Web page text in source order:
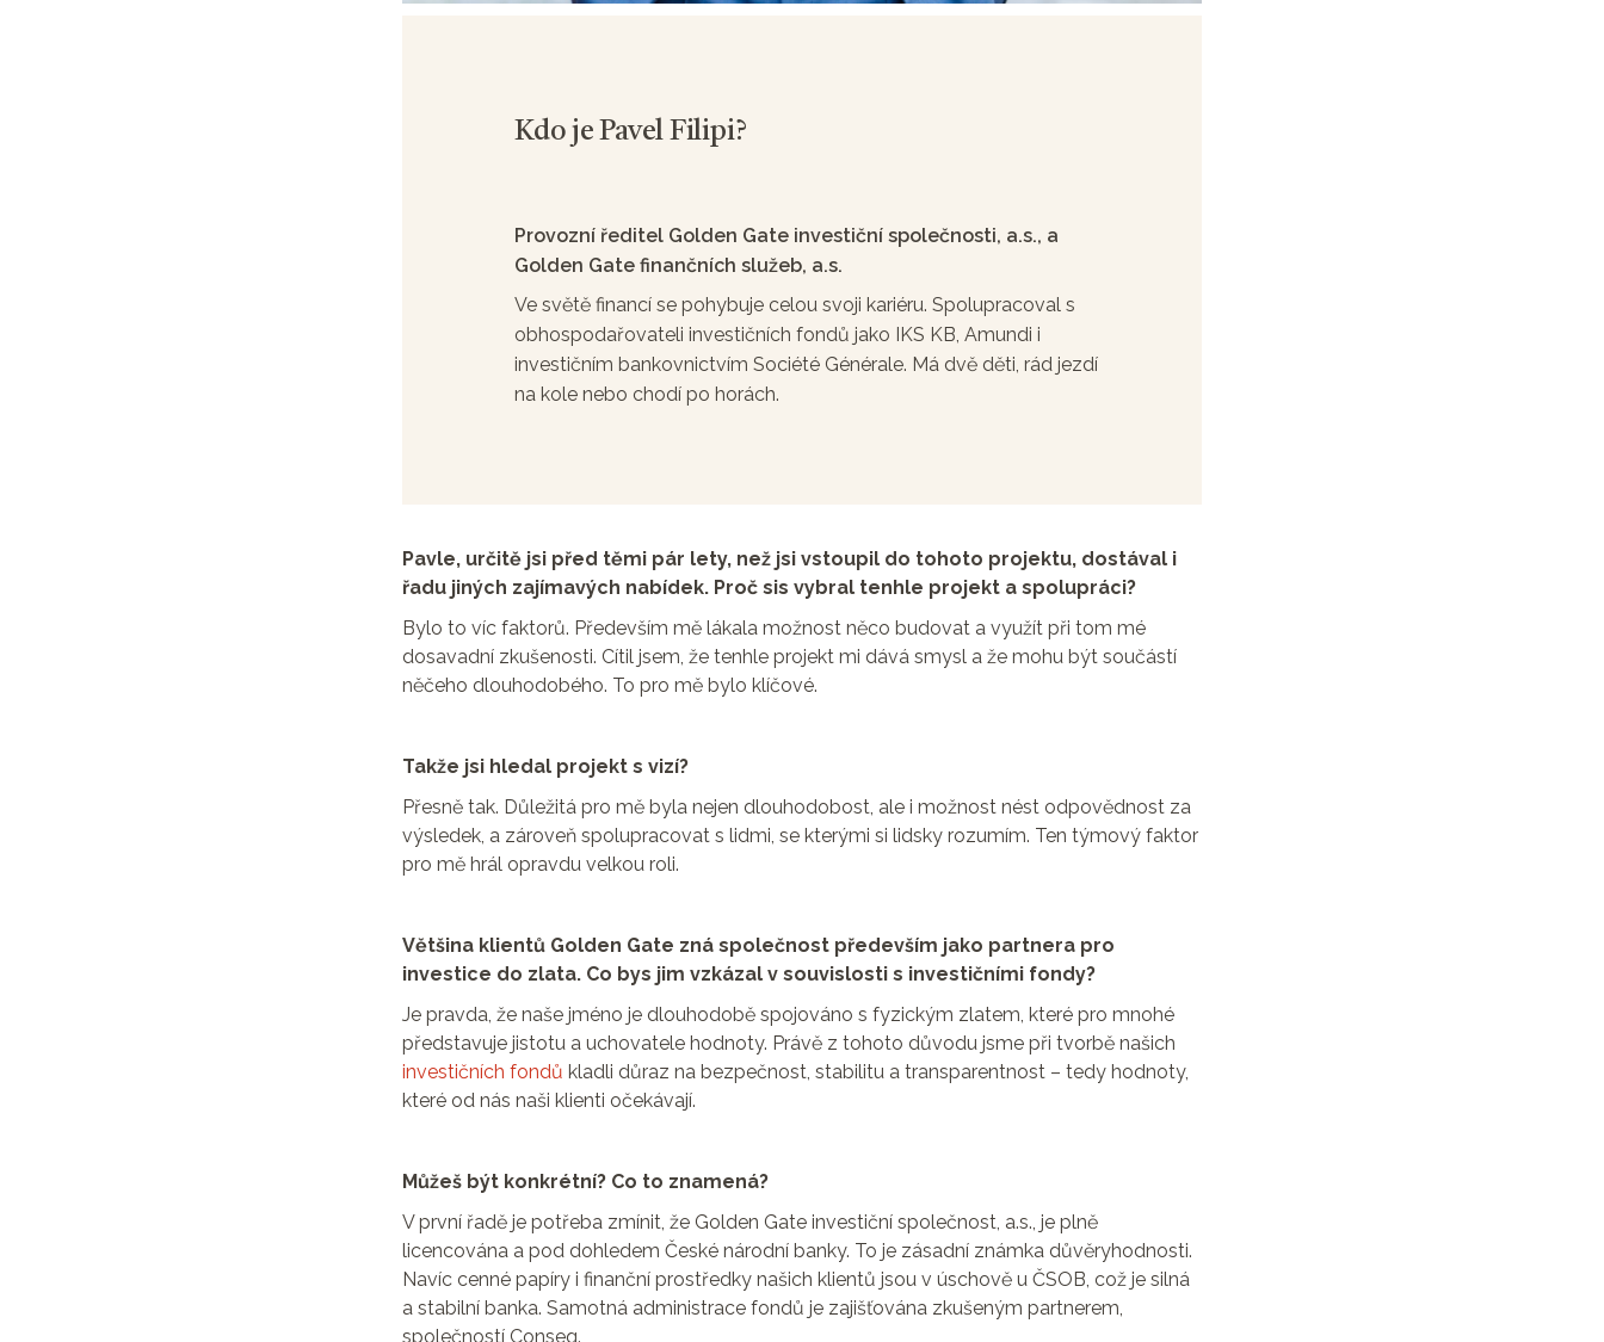
Kdo je Pavel Filipi?
Provozní ředitel Golden Gate investiční společnosti, a.s., a
Golden Gate finančních služeb, a.s.
Ve světě financí se pohybuje celou svoji kariéru. Spolupracoval s
obhospodařovateli investičních fondů jako IKS KB, Amundi i
investičním bankovnictvím Société Générale. Má dvě děti, rád jezdí
na kole nebo chodí po horách.
Pavle, určitě jsi před těmi pár lety, než jsi vstoupil do tohoto projektu, dostával i
řadu jiných zajímavých nabídek. Proč sis vybral tenhle projekt a spolupráci?
Bylo to víc faktorů. Především mě lákala možnost něco budovat a využít při tom mé
dosavadní zkušenosti. Cítil jsem, že tenhle projekt mi dává smysl a že mohu být součástí
něčeho dlouhodobého. To pro mě bylo klíčové.
Takže jsi hledal projekt s vizí?
Přesně tak. Důležitá pro mě byla nejen dlouhodobost, ale i možnost nést odpovědnost za
výsledek, a zároveň spolupracovat s lidmi, se kterými si lidsky rozumím. Ten týmový faktor
pro mě hrál opravdu velkou roli.
Většina klientů Golden Gate zná společnost především jako partnera pro
investice do zlata. Co bys jim vzkázal v souvislosti s investičními fondy?
Je pravda, že naše jméno je dlouhodobě spojováno s fyzickým zlatem, které pro mnohé
představuje jistotu a uchovatele hodnoty. Právě z tohoto důvodu jsme při tvorbě našich
investičních fondů kladli důraz na bezpečnost, stabilitu a transparentnost – tedy hodnoty,
které od nás naši klienti očekávají.
Můžeš být konkrétní? Co to znamená?
V první řadě je potřeba zmínit, že Golden Gate investiční společnost, a.s., je plně
licencována a pod dohledem České národní banky. To je zásadní známka důvěryhodnosti.
Navíc cenné papíry i finanční prostředky našich klientů jsou v úschově u ČSOB, což je silná
a stabilní banka. Samotná administrace fondů je zajišťována zkušeným partnerem,
společností Conseq.